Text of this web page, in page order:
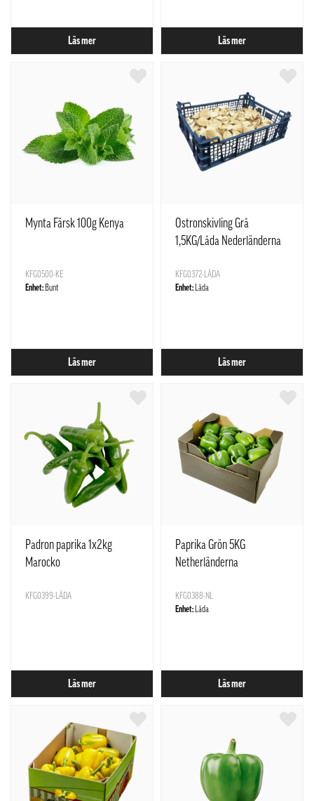
Läs mer Läs mer
Mynta Färsk 100g Kenya
KFG0500-KE
Enhet: Bunt
Läs mer
Ostronskivling Grå
1,5KG/Låda Nederländerna
KFG0372-LÅDA
Enhet: Låda
Läs mer
Padron paprika 1x2kg
Marocko
KFG0399-LÅDA
Läs mer
Paprika Grön 5KG
Netherländerna
KFG0388-NL
Enhet: Låda
Läs mer